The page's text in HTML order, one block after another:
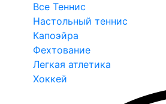
Все Теннис
Настольный теннис
Капоэйра
Фехтование
Легкая атлетика
Хоккей